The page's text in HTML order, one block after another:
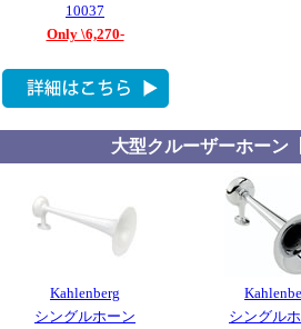
10037
Only \6,270-
大型クルーザーホーン
Kahlenberg
シングルホーン
シングル